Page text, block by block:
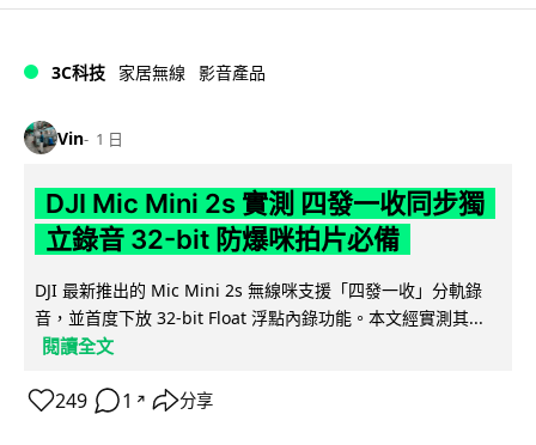
3C科技 家居無線 影音產品
Vin 1 日
DJI Mic Mini 2s 實測 四發一收同步獨
立錄音 32-bit 防爆咪拍片必備
DJI 最新推出的 Mic Mini 2s 無線咪支援「四發一收」分軌錄
音，並首度下放 32-bit Float 浮點內錄功能。本文經實測其...
閱讀全文
249 1 ↗ 分享